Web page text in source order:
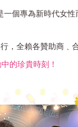
一個專為新時代女
，全賴各贊助商
的珍貴時刻！